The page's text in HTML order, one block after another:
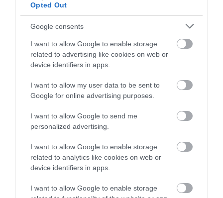
Opted Out
Google consents
I want to allow Google to enable storage
related to advertising like cookies on web or
device identifiers in apps.
I want to allow my user data to be sent to
Google for online advertising purposes.
I want to allow Google to send me
personalized advertising.
I want to allow Google to enable storage
related to analytics like cookies on web or
device identifiers in apps.
I want to allow Google to enable storage